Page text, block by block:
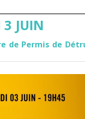
3 JUIN
de Permis de